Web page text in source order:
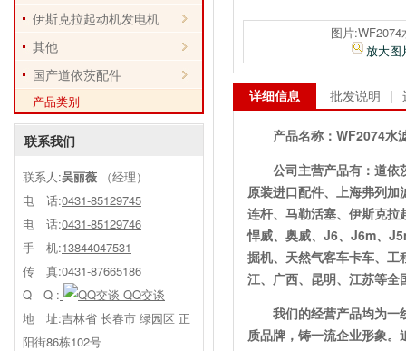
伊斯克拉起动机发电机
其他
国产道依茨配件
产品类别
联系我们
联系人:吴丽薇 （经理）
电 话:0431-85129745
电 话:0431-85129746
手 机:13844047531
传 真:0431-87665186
Q Q :
QQ交谈
地 址:吉林省 长春市 绿园区 正
阳街86栋102号
图片:WF2074
放大图
详细信息 批发说明 |
产品名称： WF2074水
公司主营产品有：道依
原装进口配件、上海弗列
连杆、马勒活塞、伊斯克
悍威、奥威、J6、J6m、
掘机、天然气客车卡车、
江、广西、昆明、江苏等全
我们的经营产品均为一
质品牌，铸一流企业形象